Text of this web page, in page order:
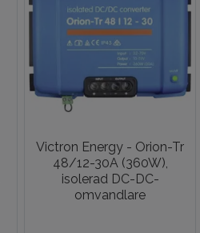
Victron Energy - Orion-Tr
48/12-30A (360W),
isolerad DC-DC-
omvandlare